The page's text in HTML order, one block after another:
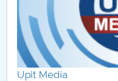
Upit Media